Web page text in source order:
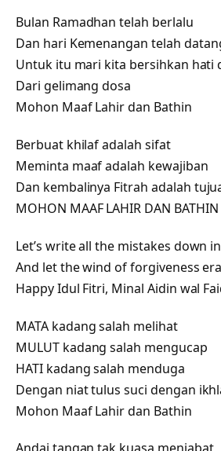
Bulan Ramadhan telah berlalu
Dan hari Kemenangan telah
Untuk itu mari kita bersihkan hati
Dari gelimang dosa
Mohon Maaf Lahir dan Bathin
Berbuat khilaf adalah sifat
Meminta maaf adalah kewajiban
Dan kembalinya Fitrah adalah
MOHON MAAF LAHIR DAN BATHIN
Let’s write all the mistakes down
And let the wind of forgiveness
Happy Idul Fitri, Minal Aidin wal
MATA kadang salah melihat
MULUT kadang salah mengucap
HATI kadang salah menduga
Dengan niat tulus suci dengan
Mohon Maaf Lahir dan Bathin